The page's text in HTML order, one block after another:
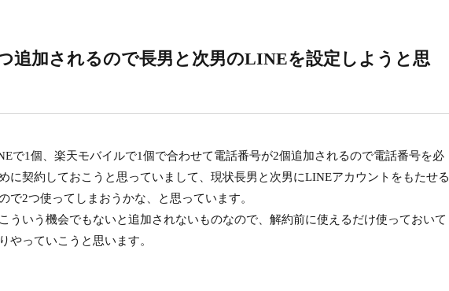
追加されるので長男と次男のLINEを設定しようと思
で1個、楽天モバイルで1個で合わせて電話番号が2個追加されるので電話番号を必
に契約しておこうと思っていまして、現状長男と次男にLINEアカウントをもたせる
で2つ使ってしまおうかな、と思っています。
ういう機会でもないと追加されないものなので、解約前に使えるだけ使っておいて
やっていこうと思います。